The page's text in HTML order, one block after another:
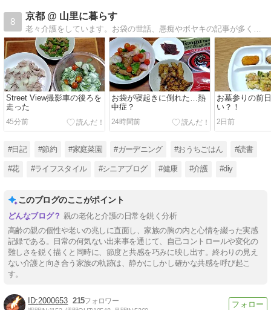
8
京都 @ 山里に暮らす
老々介護をしています。お袋の世話、愚痴やボヤキの記事が多くなりました。ほぼ日記です。座右の銘「人間万事塞翁が馬」
Street View撮影車の後ろを
走った
45分前
お袋が寝起きに倒れた…熱
中症？
24時間前
お墓参りの前
い？！
2日前
#日記 #節約 #家庭菜園 #ガーデニング #おうちごはん #読書
#花 #ライフスタイル #シニアブログ #健康 #介護 #diy
このブログのここがポイント
親の老化と介護の日常を鋭く分析
高齢の親の個性や老いの兆しに直面し、家族の胸の内と心情を綴った実感
記録である。日常の何気ない出来事を通じて、自己コントロールや変化の
難しさを鋭く描くと同時に、節度と共感を巧みに映し出す。終わりの見え
ない介護と向き合う家族の軌跡は、静かにしかし確かな共感を呼び起こ
す。
2000653 215